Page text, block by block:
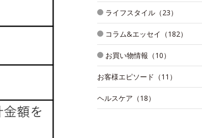
ライフスタイル（23）
コラム&エッセイ（182）
お買い物情報（10）
お客様エピソード（11）
ヘルスケア（18）